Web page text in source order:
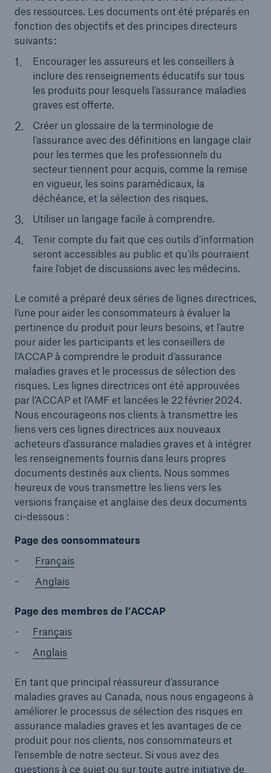
des ressources. Les documents ont été préparés en
fonction des objectifs et des principes directeurs
suivants :
Encourager les assureurs et les conseillers à
inclure des renseignements éducatifs sur tous
les produits pour lesquels l’assurance maladies
graves est offerte.
Créer un glossaire de la terminologie de
l’assurance avec des définitions en langage clair
pour les termes que les professionnels du
secteur tiennent pour acquis, comme la remise
en vigueur, les soins paramédicaux, la
déchéance, et la sélection des risques.
Utiliser un langage facile à comprendre.
Tenir compte du fait que ces outils d’information
seront accessibles au public et qu’ils pourraient
faire l’objet de discussions avec les médecins.
Le comité a préparé deux séries de lignes directrices,
l’une pour aider les consommateurs à évaluer la
pertinence du produit pour leurs besoins, et l’autre
pour aider les participants et les conseillers de
l’ACCAP à comprendre le produit d’assurance
maladies graves et le processus de sélection des
risques. Les lignes directrices ont été approuvées
par l’ACCAP et l’AMF et lancées le 22 février 2024.
Nous encourageons nos clients à transmettre les
liens vers ces lignes directrices aux nouveaux
acheteurs d’assurance maladies graves et à intégrer
les renseignements fournis dans leurs propres
documents destinés aux clients. Nous sommes
heureux de vous transmettre les liens vers les
versions française et anglaise des deux documents
ci-dessous :
Page des consommateurs
Français
Anglais
Page des membres de l’ACCAP
Français
Anglais
En tant que principal réassureur d’assurance
maladies graves au Canada, nous nous engageons à
améliorer le processus de sélection des risques en
assurance maladies graves et les avantages de ce
produit pour nos clients, nos consommateurs et
l’ensemble de notre secteur. Si vous avez des
questions à ce sujet ou sur toute autre initiative de